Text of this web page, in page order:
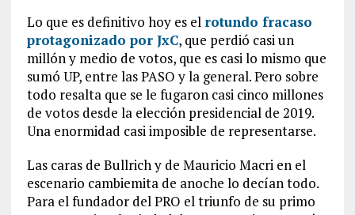
Lo que es definitivo hoy es el rotundo fracaso
protagonizado por JxC, que perdió casi un
millón y medio de votos, que es casi lo mismo que
sumó UP, entre las PASO y la general. Pero sobre
todo resalta que se le fugaron casi cinco millones
de votos desde la elección presidencial de 2019.
Una enormidad casi imposible de representarse.
Las caras de Bullrich y de Mauricio Macri en el
escenario cambiemita de anoche lo decían todo.
Para el fundador del PRO el triunfo de su primo